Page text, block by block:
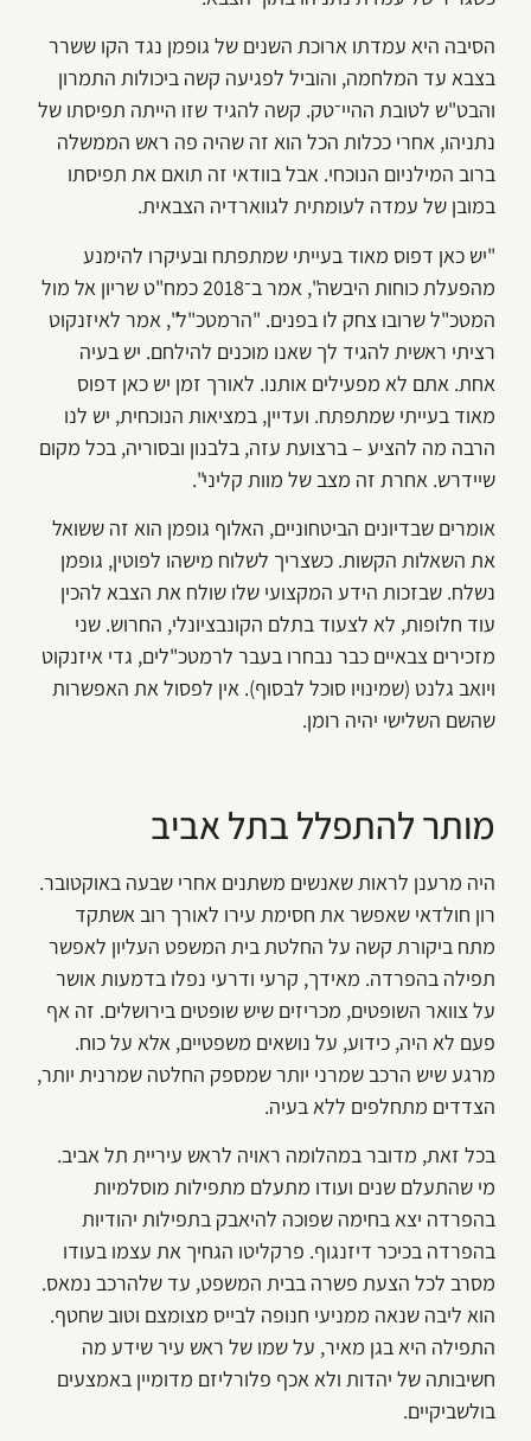
הסיבה היא עמדתו ארוכת השנים של גופמן נגד הקו ששרר
בצבא עד המלחמה, והוביל לפגיעה קשה ביכולות התמרון
והבט"ש לטובת ההיי־טק. קשה להגיד שזו הייתה תפיסתו של
נתניהו, אחרי ככלות הכל הוא זה שהיה פה ראש הממשלה
ברוב המילניום הנוכחי. אבל בוודאי זה תואם את תפיסתו
במובן של עמדה לעומתית לגווארדיה הצבאית.
"יש כאן דפוס מאוד בעייתי שמתפתח ובעיקרו להימנע
מהפעלת כוחות היבשה", אמר ב־2018 כמח"ט שריון אל מול
המטכ"ל שרובו צחק לו בפנים. "הרמטכ"ל", אמר לאיזנקוט
רציתי ראשית להגיד לך שאנו מוכנים להילחם. יש בעיה
אחת. אתם לא מפעילים אותנו. לאורך זמן יש כאן דפוס
מאוד בעייתי שמתפתח. ועדיין, במציאות הנוכחית, יש לנו
הרבה מה להציע – ברצועת עזה, בלבנון ובסוריה, בכל מקום
שיידרש. אחרת זה מצב של מוות קליני".
אומרים שבדיונים הביטחוניים, האלוף גופמן הוא זה ששואל
את השאלות הקשות. כשצריך לשלוח מישהו לפוטין, גופמן
נשלח. שבזכות הידע המקצועי שלו שולח את הצבא להכין
עוד חלופות, לא לצעוד בתלם הקונבציונלי, החרוש. שני
מזכירים צבאיים כבר נבחרו בעבר לרמטכ"לים, גדי איזנקוט
ויואב גלנט (שמינויו סוכל לבסוף). אין לפסול את האפשרות
שהשם השלישי יהיה רומן.
מותר להתפלל בתל אביב
היה מרענן לראות שאנשים משתנים אחרי שבעה באוקטובר.
רון חולדאי שאפשר את חסימת עירו לאורך רוב אשתקד
מתח ביקורת קשה על החלטת בית המשפט העליון לאפשר
תפילה בהפרדה. מאידך, קרעי ודרעי נפלו בדמעות אושר
על צוואר השופטים, מכריזים שיש שופטים בירושלים. זה אף
פעם לא היה, כידוע, על נושאים משפטיים, אלא על כוח.
מרגע שיש הרכב שמרני יותר שמספק החלטה שמרנית יותר,
הצדדים מתחלפים ללא בעיה.
בכל זאת, מדובר במהלומה ראויה לראש עיריית תל אביב.
מי שהתעלם שנים ועודו מתעלם מתפילות מוסלמיות
בהפרדה יצא בחימה שפוכה להיאבק בתפילות יהודיות
בהפרדה בכיכר דיזנגוף. פרקליטו הגחיך את עצמו בעודו
מסרב לכל הצעת פשרה בבית המשפט, עד שלהרכב נמאס.
הוא ליבה שנאה ממניעי חנופה לבייס מצומצם וטוב שחטף.
התפילה היא בגן מאיר, על שמו של ראש עיר שידע מה
חשיבותה של יהדות ולא אכף פלורליזם מדומיין באמצעים
בולשביקיים.